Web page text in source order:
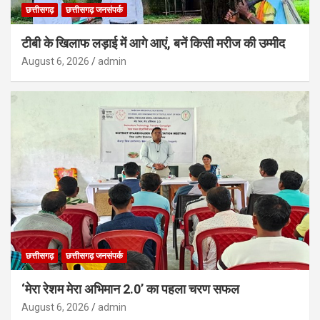
छत्तीसगढ़ छत्तीसगढ़ जनसंपर्क
टीबी के खिलाफ लड़ाई में आगे आएं, बनें किसी मरीज की उम्मीद
August 6, 2026 admin
छत्तीसगढ़ छत्तीसगढ़ जनसंपर्क
‘मेरा रेशम मेरा अभिमान 2.0’ का पहला चरण सफल
August 6, 2026 admin